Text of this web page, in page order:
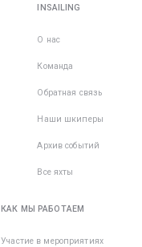
INSAILING
О нас
Команда
Обратная связь
Наши шкиперы
Архив событий
Все яхты
КАК МЫ РАБОТАЕМ
Участие в мероприятиях